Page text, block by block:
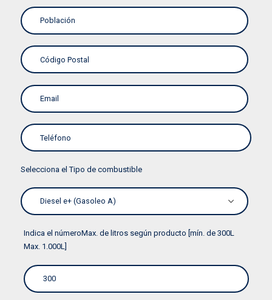
Selecciona el Tipo de combustible
Indica el númeroMax. de litros según producto [mín. de 300L
Max. 1.000L]